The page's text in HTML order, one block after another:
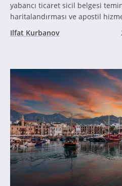
yabancı ticaret sicil belgesi
haritalandırması ve apostil
Ilfat Kurbanov